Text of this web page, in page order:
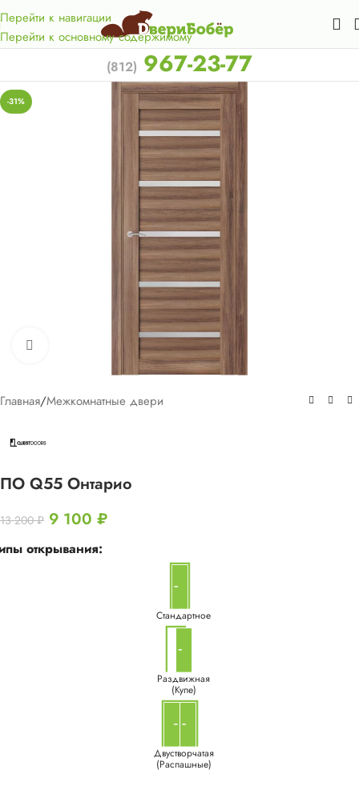
Перейти к навигации
Перейти к основному содержимому
км. от КАД.
(812) 967-23-77
-31%
Нажмите, чтобы увеличить
Главная/Межкомнатные двери
ПО Q55 Онтарио
13 200₽ 9 100 ₽
открывания:
Стандартное
Раздвижная
(Купе)
Двустворчатая
(Распашные)